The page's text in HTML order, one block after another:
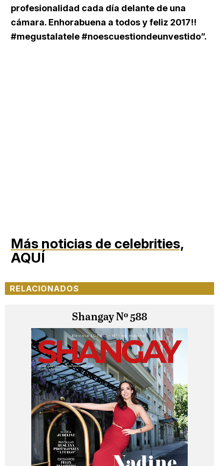
profesionalidad cada día delante de una
cámara. Enhorabuena a todos y feliz 2017!!
#megustalatele #noescuestiondeunvestido”.
Más noticias de celebrities,
AQUÍ
RELACIONADOS
Shangay Nº 588